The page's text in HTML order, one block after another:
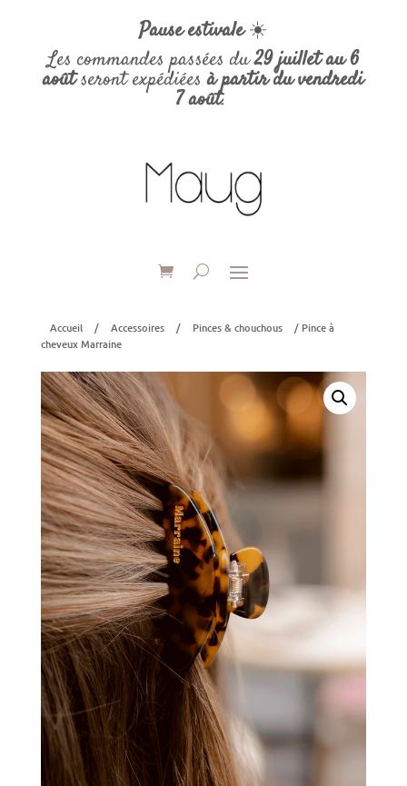
Pause estivale☀️
Les commandes passées du29 juillet au 6
aoûtseront expédiéesà partir du vendredi
7 août.
Accueil / Accessoires / Pinces & chouchous
/ Pince à
cheveux Marraine